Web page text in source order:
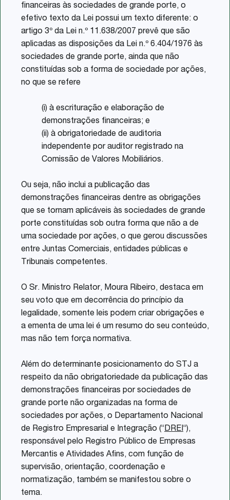
financeiras às sociedades de grande porte, o
efetivo texto da Lei possui um texto diferente: o
artigo 3º da Lei n.º 11.638/2007 prevê que são
aplicadas as disposições da Lei n.º 6.404/1976 às
sociedades de grande porte, ainda que não
constituídas sob a forma de sociedade por ações,
no que se refere
(i) à escrituração e elaboração de
demonstrações financeiras; e
(ii) à obrigatoriedade de auditoria
independente por auditor registrado na
Comissão de Valores Mobiliários.
Ou seja, não inclui a publicação das
demonstrações financeiras dentre as obrigações
que se tornam aplicáveis às sociedades de grande
porte constituídas sob outra forma que não a de
uma sociedade por ações, o que gerou discussões
entre Juntas Comerciais, entidades públicas e
Tribunais competentes.
O Sr. Ministro Relator, Moura Ribeiro, destaca em
seu voto que em decorrência do princípio da
legalidade, somente leis podem criar obrigações e
a ementa de uma lei é um resumo do seu conteúdo,
mas não tem força normativa.
Além do determinante posicionamento do STJ a
respeito da não obrigatoriedade da publicação das
demonstrações financeiras por sociedades de
grande porte não organizadas na forma de
sociedades por ações, o Departamento Nacional
de Registro Empresarial e Integração (“DREI“),
responsável pelo Registro Público de Empresas
Mercantis e Atividades Afins, com função de
supervisão, orientação, coordenação e
normatização, também se manifestou sobre o
tema.